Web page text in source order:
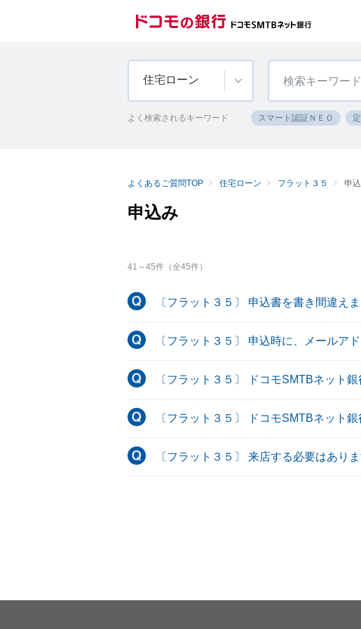
住宅ローン
よく検索されるキーワード スマート認証ＮＥＯ
よくあるご質問TOP 住宅ローン フラット３５ 申
申込み
41 ～45件（全45件）
〔フラット３５〕 申込書を書き間違え
〔フラット３５〕 申込時に、メールア
〔フラット３５〕 ドコモSMTBネット
〔フラット３５〕 ドコモSMTBネット
〔フラット３５〕 来店する必要はあり